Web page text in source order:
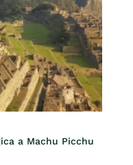
a Machu Picchu